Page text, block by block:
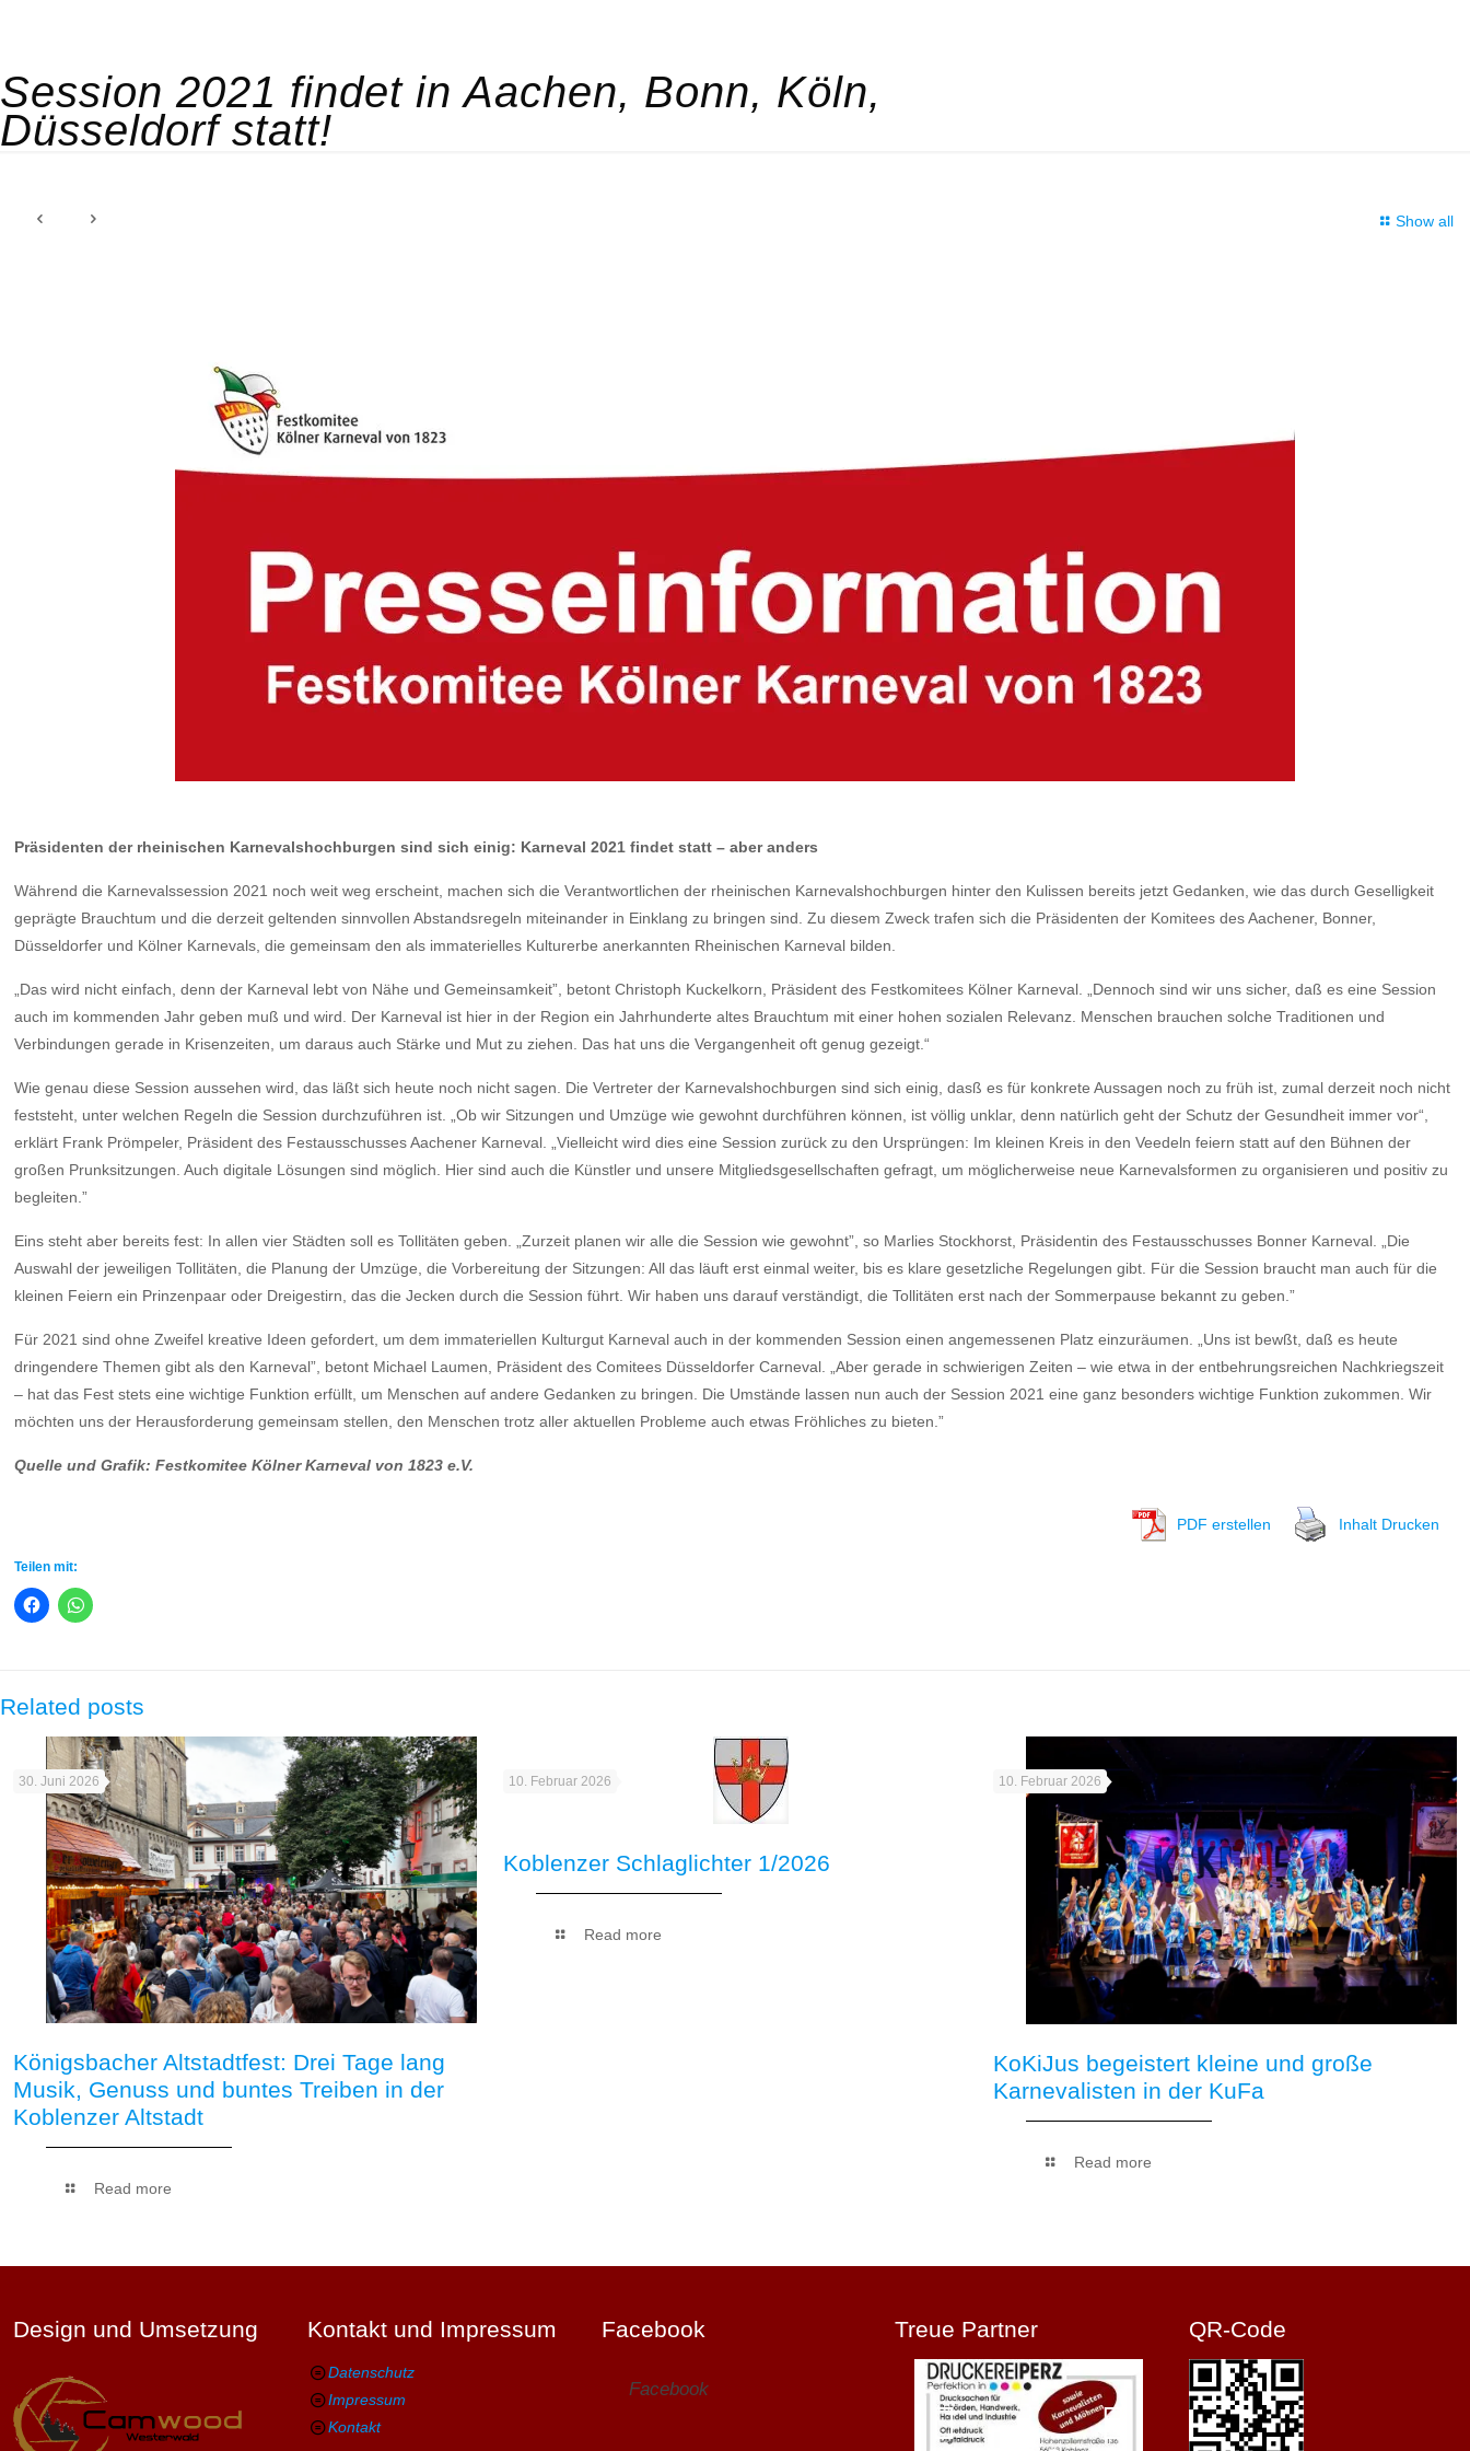
Session 2021 findet in Aachen, Bonn, Köln,
Düsseldorf statt!
Show all
Präsidenten der rheinischen Karnevalshochburgen sind sich einig: Karneval 2021 findet statt – aber anders
Während die Karnevalssession 2021 noch weit weg erscheint, machen sich die Verantwortlichen der rheinischen Karnevalshochburgen hinter den Kulissen bereits jetzt Gedanken, wie das durch Geselligkeit
geprägte Brauchtum und die derzeit geltenden sinnvollen Abstandsregeln miteinander in Einklang zu bringen sind. Zu diesem Zweck trafen sich die Präsidenten der Komitees des Aachener, Bonner,
Düsseldorfer und Kölner Karnevals, die gemeinsam den als immaterielles Kulturerbe anerkannten Rheinischen Karneval bilden.
„Das wird nicht einfach, denn der Karneval lebt von Nähe und Gemeinsamkeit”, betont Christoph Kuckelkorn, Präsident des Festkomitees Kölner Karneval. „Dennoch sind wir uns sicher, daß es eine Session
auch im kommenden Jahr geben muß und wird. Der Karneval ist hier in der Region ein Jahrhunderte altes Brauchtum mit einer hohen sozialen Relevanz. Menschen brauchen solche Traditionen und
Verbindungen gerade in Krisenzeiten, um daraus auch Stärke und Mut zu ziehen. Das hat uns die Vergangenheit oft genug gezeigt.“
Wie genau diese Session aussehen wird, das läßt sich heute noch nicht sagen. Die Vertreter der Karnevalshochburgen sind sich einig, dasß es für konkrete Aussagen noch zu früh ist, zumal derzeit noch nicht
feststeht, unter welchen Regeln die Session durchzuführen ist. „Ob wir Sitzungen und Umzüge wie gewohnt durchführen können, ist völlig unklar, denn natürlich geht der Schutz der Gesundheit immer vor“,
erklärt Frank Prömpeler, Präsident des Festausschusses Aachener Karneval. „Vielleicht wird dies eine Session zurück zu den Ursprüngen: Im kleinen Kreis in den Veedeln feiern statt auf den Bühnen der
großen Prunksitzungen. Auch digitale Lösungen sind möglich. Hier sind auch die Künstler und unsere Mitgliedsgesellschaften gefragt, um möglicherweise neue Karnevalsformen zu organisieren und positiv zu
begleiten.”
Eins steht aber bereits fest: In allen vier Städten soll es Tollitäten geben. „Zurzeit planen wir alle die Session wie gewohnt”, so Marlies Stockhorst, Präsidentin des Festausschusses Bonner Karneval. „Die
Auswahl der jeweiligen Tollitäten, die Planung der Umzüge, die Vorbereitung der Sitzungen: All das läuft erst einmal weiter, bis es klare gesetzliche Regelungen gibt. Für die Session braucht man auch für die
kleinen Feiern ein Prinzenpaar oder Dreigestirn, das die Jecken durch die Session führt. Wir haben uns darauf verständigt, die Tollitäten erst nach der Sommerpause bekannt zu geben.”
Für 2021 sind ohne Zweifel kreative Ideen gefordert, um dem immateriellen Kulturgut Karneval auch in der kommenden Session einen angemessenen Platz einzuräumen. „Uns ist bewßt, daß es heute
dringendere Themen gibt als den Karneval”, betont Michael Laumen, Präsident des Comitees Düsseldorfer Carneval. „Aber gerade in schwierigen Zeiten – wie etwa in der entbehrungsreichen Nachkriegszeit
– hat das Fest stets eine wichtige Funktion erfüllt, um Menschen auf andere Gedanken zu bringen. Die Umstände lassen nun auch der Session 2021 eine ganz besonders wichtige Funktion zukommen. Wir
möchten uns der Herausforderung gemeinsam stellen, den Menschen trotz aller aktuellen Probleme auch etwas Fröhliches zu bieten.”
Quelle und Grafik: Festkomitee Kölner Karneval von 1823 e.V.
PDF erstellen Inhalt Drucken
Teilen mit:
Related posts
30. Juni 2026
Königsbacher Altstadtfest: Drei Tage lang
Musik, Genuss und buntes Treiben in der
Koblenzer Altstadt
Read more
10. Februar 2026
Koblenzer Schlaglichter 1/2026
Read more
10. Februar 2026
KoKiJus begeistert kleine und große
Karnevalisten in der KuFa
Read more
Design und Umsetzung Kontakt und Impressum
Datenschutz
Impressum
Kontakt
Facebook
Facebook
Treue Partner QR-Code